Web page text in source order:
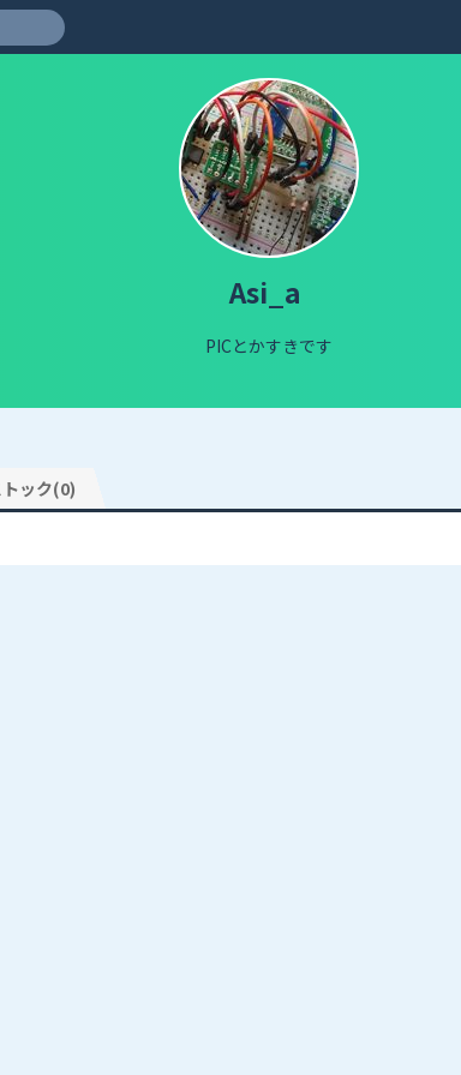
Asi_a
PICとかすきです
ック(0)